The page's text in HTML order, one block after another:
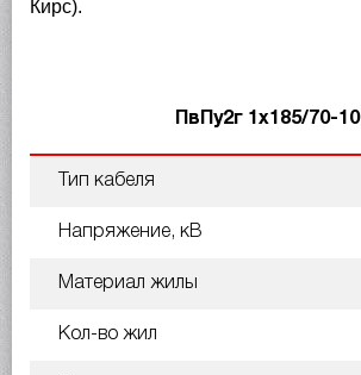
Кирс).
ПвПу2г 1х185/70-10
Тип кабеля
Напряжение, кВ
Материал жилы
Кол-во жил